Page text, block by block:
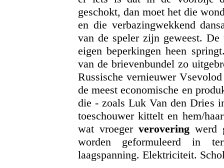
geschokt, dan moet het die
en die verbazingwekkend
van de speler zijn geweest.
eigen beperkingen heen
van de brievenbundel zo
Russische vernieuwer
de meest economische en
die - zoals Luk Van den Dries
toeschouwer kittelt en hem/
wat vroeger verovering werd
worden geformuleerd in
laagspanning. Elektriciteit.